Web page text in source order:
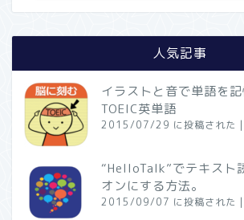
人気記事
イラストと音で単語を
TOEIC英単語
2015/07/29 に投稿された |
“HelloTalk”でテキスト
オンにする方法。
2015/09/07 に投稿された |